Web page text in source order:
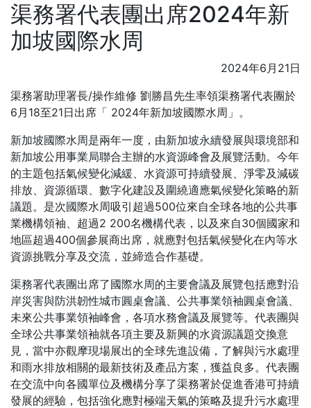
渠務署代表團出席2024年新
加坡國際水周
2024年6月21日
渠務署助理署長/操作維修 劉勝昌先生率領渠務署代表團於
6月18至21日出席「 2024年新加坡國際水周」。
新加坡國際水周是兩年一度，由新加坡永續發展與環境部和
新加坡公用事業局聯合主辦的水資源峰會及展覽活動。今年
的主題包括氣候變化減緩、水資源可持續發展、淨零及減碳
排放、資源循環、數字化建設及圍繞適應氣候變化策略的新
議題。是次國際水周吸引超過500位來自全球各地的公共事
業機構領袖、超過2 200名機構代表，以及來自30個國家和
地區超過400個參展商出席，就應對包括氣候變化在內等水
資源挑戰分享及交流，並締造合作基礎。
渠務署代表團出席了國際水周的主要會議及展覽包括應對沿
岸災害與防洪韌性城市圓桌會議、公共事業領袖圓桌會議、
未來公共事業領袖峰會，各項水務會議及展覽等。代表團與
全球公共事業領袖就各項主要及新興的水資源議題交換意
見，當中亦觀摩現場展出的全球先進設備，了解與污水處理
和雨水排放相關的最新技術及產品方案，獲益良多。代表團
在交流中向各國單位及機構分享了渠務署於促進香港可持續
發展的經驗，包括強化應對極端天氣的策略及提升污水處理